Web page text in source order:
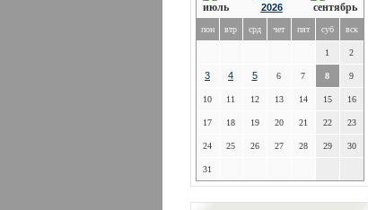
2026
пон втр срд чет пят суб вск
1 2
3 4 5 6 7 8 9
10 11 12 13 14 15 16
17 18 19 20 21 22 23
24 25 26 27 28 29 30
31